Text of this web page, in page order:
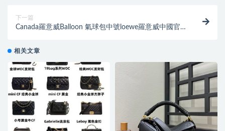
下一篇
Canada羅意威Balloon 氣球包中號loewe羅意威中國官
相关文章